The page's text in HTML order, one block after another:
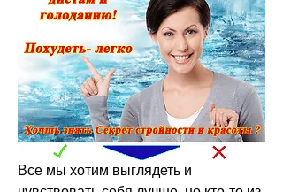
Все мы хотим выглядеть и